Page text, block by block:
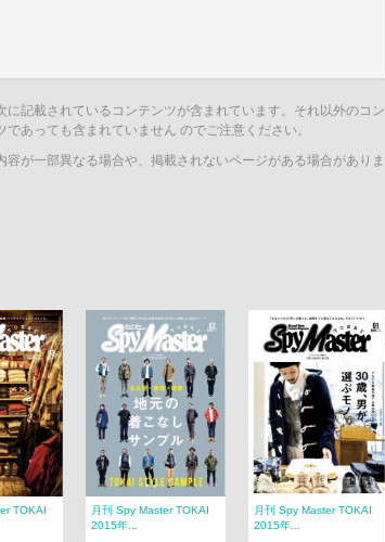
記載されているコンテンツが含まれています。それ以外のコン
あっても含まれていません のでご注意ください。
が一部異なる場合や、掲載されないページがある場合がありま
TOKAI
月刊 Spy Master TOKAI
2015年...
月刊 Spy Master TOKAI
2015年...